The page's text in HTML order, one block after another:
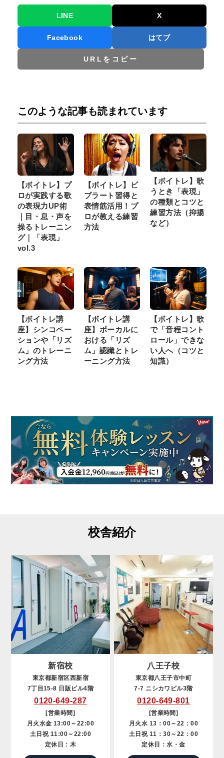
LINE X
Facebook はてブ
URLをコピー
このような記事も読まれています
【ボイトレ】プ
ロが実践する歌
の表現力UP術
｜目・息・声を
操るトレーニン
グ｜「表現」
vol.3
【ボイトレ】ビ
ブラート習得と
表情筋活用！プ
ロが教える練習
方法
【ボイトレ】歌
うとき「表現」
の種類とコツと
練習方法（抑揚
など）
【ボイトレ講
座】シンコペー
ションや「リズ
ム」のトレーニ
ング方法
【ボイトレ講
座】ボーカルに
おける「リズ
ム」認識とトレ
ーニング方法
【ボイトレ】歌
で「音程コント
ロール」できな
い人へ（コツと
知識）
校舎紹介
新宿校
東京都新宿区西新宿
7丁目15-8 日販ビル4階
0120-649-287
[営業時間]
月火水金 13:00～22:00
土日祝 11:00～22:00
定休日：木
八王子校
東京都八王子市中町
7-7 ニシカワビル3階
0120-649-801
[営業時間]
月火水 13：00～22：00
土日祝 11：30～22：00
定休日：水・金